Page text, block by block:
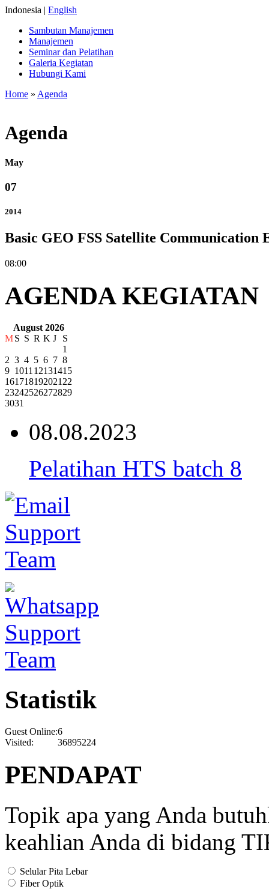
Indonesia | English
Sambutan Manajemen
Manajemen
Seminar dan Pelatihan
Galeria Kegiatan
Hubungi Kami
Home » Agenda
Agenda
May
07
2014
Basic GEO FSS Satellite Communication
08:00
AGENDA KEGIATAN
August 2026
MS S R K J
S
1
2 3 4 5 6 7 8
9 1011 12131415
161718192021 22
23242526272829
3031
08.08.2023
Pelatihan HTS batch 8
Statistik
Guest Online:6
Visited:
36895224
PENDAPAT
Topik apa yang Anda
keahlian Anda di bidang
Selular Pita Lebar
Fiber Optik